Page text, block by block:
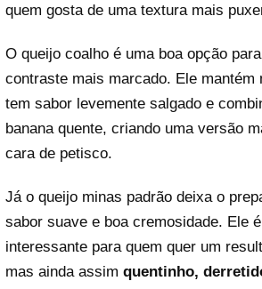
quem gosta de uma textura mais
O queijo coalho é uma boa opção
contraste mais marcado. Ele mantém
tem sabor levemente salgado e
banana quente, criando uma versão
cara de petisco.
Já o queijo minas padrão deixa o
sabor suave e boa cremosidade. Ele
interessante para quem quer um
mas ainda assim quentinho,